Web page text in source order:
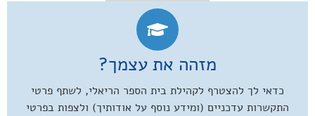
מזהה את עצמך?
כדאי לך להצטרף לקהילת בית הספר הריאלי, לשתף פרטי
התקשרות עדכניים (ומידע נוסף על אודותיך) ולצפות בפרטי